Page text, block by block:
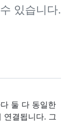
있습니다.
둘 다 동일한
연결됩니다. 그